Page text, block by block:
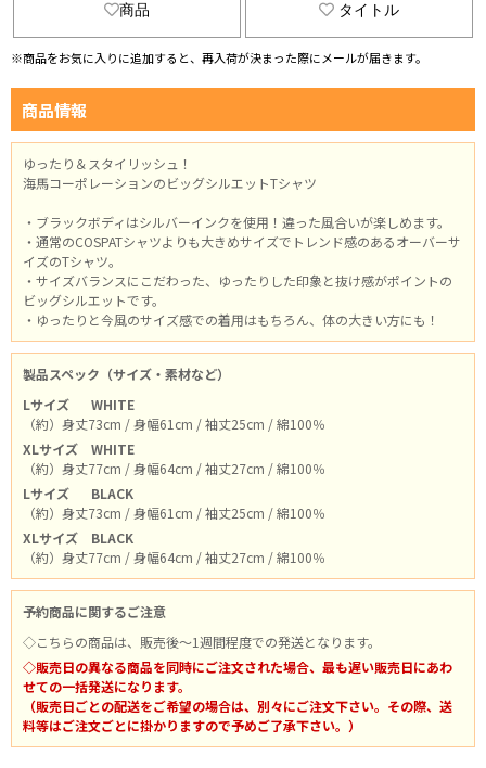
商品 タイトル
※商品をお気に入りに追加すると、再入荷が決まった際にメールが届きます。
商品情報
ゆったり＆スタイリッシュ！
海馬コーポレーションのビッグシルエットTシャツ
・ブラックボディはシルバーインクを使用！違った風合いが楽しめます。
・通常のCOSPATシャツよりも大きめサイズでトレンド感のあるオーバーサ
イズのTシャツ。
・サイズバランスにこだわった、ゆったりした印象と抜け感がポイントの
ビッグシルエットです。
・ゆったりと今風のサイズ感での着用はもちろん、体の大きい方にも！
製品スペック（サイズ・素材など）
Lサイズ
WHITE
（約）身丈73cm / 身幅61cm / 袖丈25cm / 綿100％
XLサイズ
WHITE
（約）身丈77cm / 身幅64cm / 袖丈27cm / 綿100％
Lサイズ
BLACK
（約）身丈73cm / 身幅61cm / 袖丈25cm / 綿100％
XLサイズ
BLACK
（約）身丈77cm / 身幅64cm / 袖丈27cm / 綿100％
予約商品に関するご注意
◇こちらの商品は、販売後～1週間程度での発送となります。
◇販売日の異なる商品を同時にご注文された場合、最も遅い販売日にあわ
せての一括発送になります。
（販売日ごとの配送をご希望の場合は、別々にご注文下さい。その際、送
料等はご注文ごとに掛かりますので予めご了承下さい。）